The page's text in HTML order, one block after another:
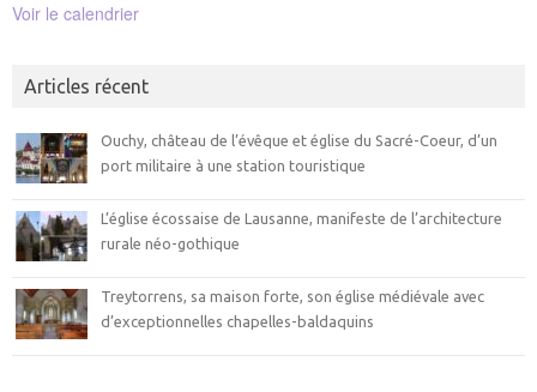
Voir le calendrier
Articles récent
Ouchy, château de l’évêque et église du Sacré-Coeur, d’un
port militaire à une station touristique
L’église écossaise de Lausanne, manifeste de l’architecture
rurale néo-gothique
Treytorrens, sa maison forte, son église médiévale avec
d’exceptionnelles chapelles-baldaquins